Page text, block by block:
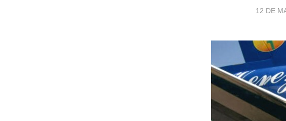
12 DE